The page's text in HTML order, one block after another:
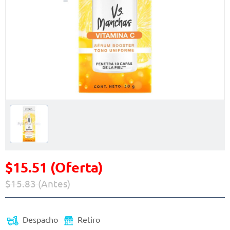
$15.51 (Oferta)
Precio reducido de
$15.83(Antes)
Despacho Retiro